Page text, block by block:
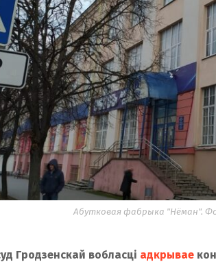
Абутковая фабрыка "Нёман".
Гродзенскай вобласці адкрывае